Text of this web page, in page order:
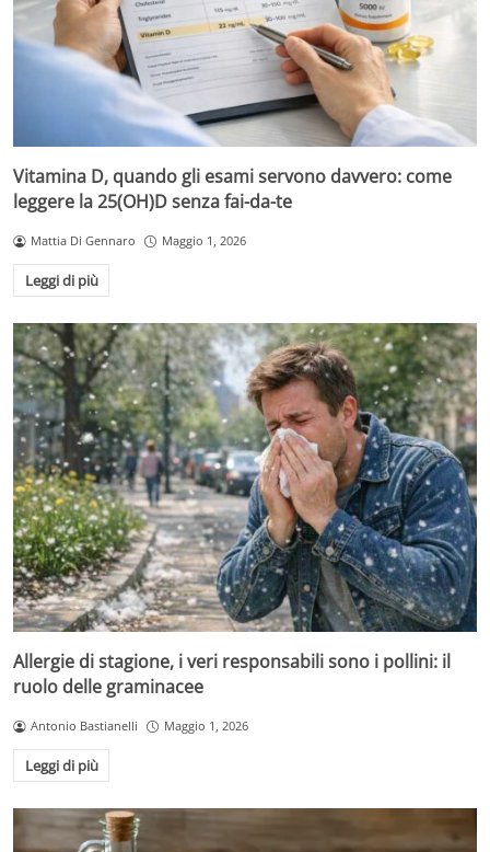
Vitamina D, quando gli esami servono davvero: come
leggere la 25(OH)D senza fai-da-te
Mattia Di Gennaro Maggio 1, 2026
Leggi di più
Allergie di stagione, i veri responsabili sono i pollini: il
ruolo delle graminacee
Antonio Bastianelli Maggio 1, 2026
Leggi di più